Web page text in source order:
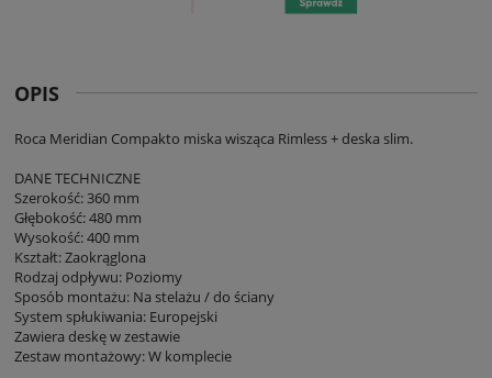
OPIS
Roca Meridian Compakto miska wisząca Rimless + deska slim.
DANE TECHNICZNE
Szerokość: 360 mm
Głębokość: 480 mm
Wysokość: 400 mm
Kształt: Zaokrąglona
Rodzaj odpływu: Poziomy
Sposób montażu: Na stelażu / do ściany
System spłukiwania: Europejski
Zawiera deskę w zestawie
Zestaw montażowy: W komplecie